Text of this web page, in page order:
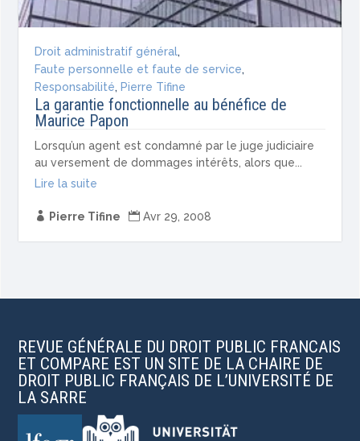
Droit administratif général,
Faute personnelle et faute de service,
Responsabilité, Pierre Tifine
La garantie fonctionnelle au bénéfice de
Maurice Papon
Lorsqu’un agent est condamné par le juge judiciaire
au versement de dommages intérêts, alors que...
Lire la suite
 Pierre Tifine  Avr 29, 2008
REVUE GÉNÉRALE DU DROIT PUBLIC FRANCAIS
ET COMPARE EST UN SITE DE LA CHAIRE DE
DROIT PUBLIC FRANÇAIS DE L’UNIVERSITÉ DE
LA SARRE